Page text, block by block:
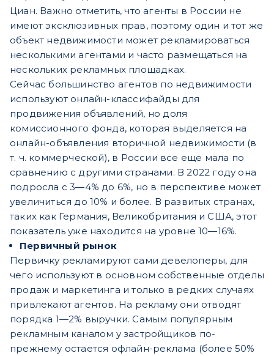
Циан. Важно отметить, что агенты в России не
имеют эксклюзивных прав, поэтому один и тот же
объект недвижимости может рекламироваться
несколькими агентами и часто размещаться на
нескольких рекламных площадках.
Сейчас большинство агентов по недвижимости
используют онлайн-классифайды для
продвижения объявлений, но доля
комиссионного фонда, которая выделяется на
онлайн-объявления вторичной недвижимости (в
т. ч. коммерческой), в России все еще мала по
сравнению с другими странами. В 2022 году она
подросла с 3—4% до 6%, но в перспективе может
увеличиться до 10% и более. В развитых странах,
таких как Германия, Великобритания и США, этот
показатель уже находится на уровне 10—16%.
Первичный рынок
Первичку рекламируют сами девелоперы, для
чего используют в основном собственные отделы
продаж и маркетинга и только в редких случаях
привлекают агентов. На рекламу они отводят
порядка 1—2% выручки. Самым популярным
рекламным каналом у застройщиков по-
прежнему остается офлайн-реклама (более 50%